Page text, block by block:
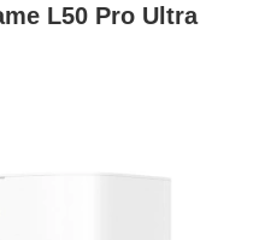
L50 Pro Ultra